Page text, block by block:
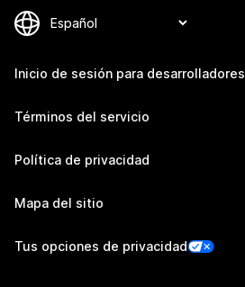
Inicio de sesión para desarrolladores
Términos del servicio
Política de privacidad
Mapa del sitio
Tus opciones de privacidad